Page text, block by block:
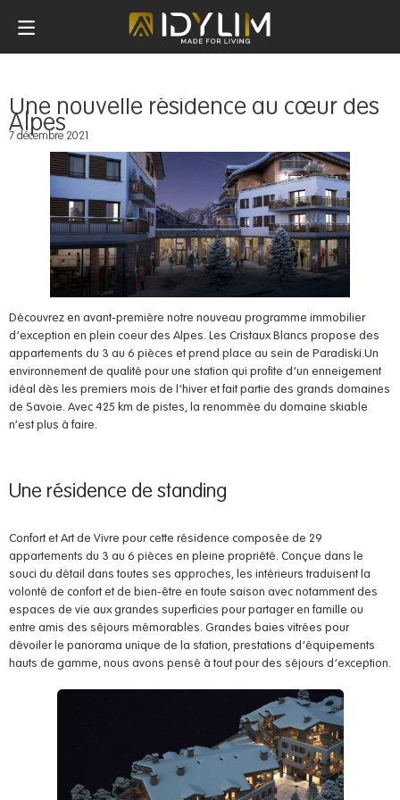
Une nouvelle résidence au cœur des
Alpes
7 décembre 2021
Découvrez en avant-première notre nouveau programme immobilier
d’exception en plein coeur des Alpes. Les Cristaux Blancs propose des
appartements du 3 au 6 pièces et prend place au sein de Paradiski.Un
environnement de qualité pour une station qui profite d’un enneigement
idéal dès les premiers mois de l’hiver et fait partie des grands domaines
de Savoie. Avec 425 km de pistes, la renommée du domaine skiable
n’est plus à faire.
Une résidence de standing
Confort et Art de Vivre pour cette résidence composée de 29
appartements du 3 au 6 pièces en pleine propriété. Conçue dans le
souci du détail dans toutes ses approches, les intérieurs traduisent la
volonté de confort et de bien-être en toute saison avec notamment des
espaces de vie aux grandes superficies pour partager en famille ou
entre amis des séjours mémorables. Grandes baies vitrées pour
dévoiler le panorama unique de la station, prestations d’équipements
hauts de gamme, nous avons pensé à tout pour des séjours d’exception.
Obligatoires
Ces scripts sont
nécessaires
pour pouvoir
naviguer sur
notre site
internet pour
permettre
fonctionnalités
de
téléchargement
et de mise en
relation pour
nous contacter.
utilisons
Google
Analytics
pour
mesurer
l'audience